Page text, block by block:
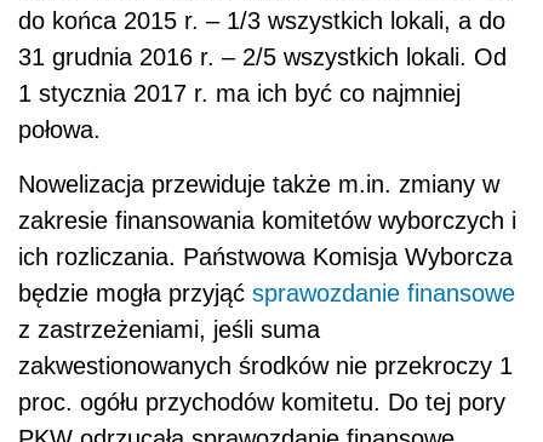
do końca 2015 r. – 1/3 wszystkich lokali, a do
31 grudnia 2016 r. – 2/5 wszystkich lokali. Od
1 stycznia 2017 r. ma ich być co najmniej
połowa.
Nowelizacja przewiduje także m.in. zmiany w
zakresie finansowania komitetów wyborczych i
ich rozliczania. Państwowa Komisja Wyborcza
będzie mogła przyjąć sprawozdanie finansowe
z zastrzeżeniami, jeśli suma
zakwestionowanych środków nie przekroczy 1
proc. ogółu przychodów komitetu. Do tej pory